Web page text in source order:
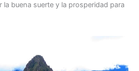
la buena suerte y la prosperidad para